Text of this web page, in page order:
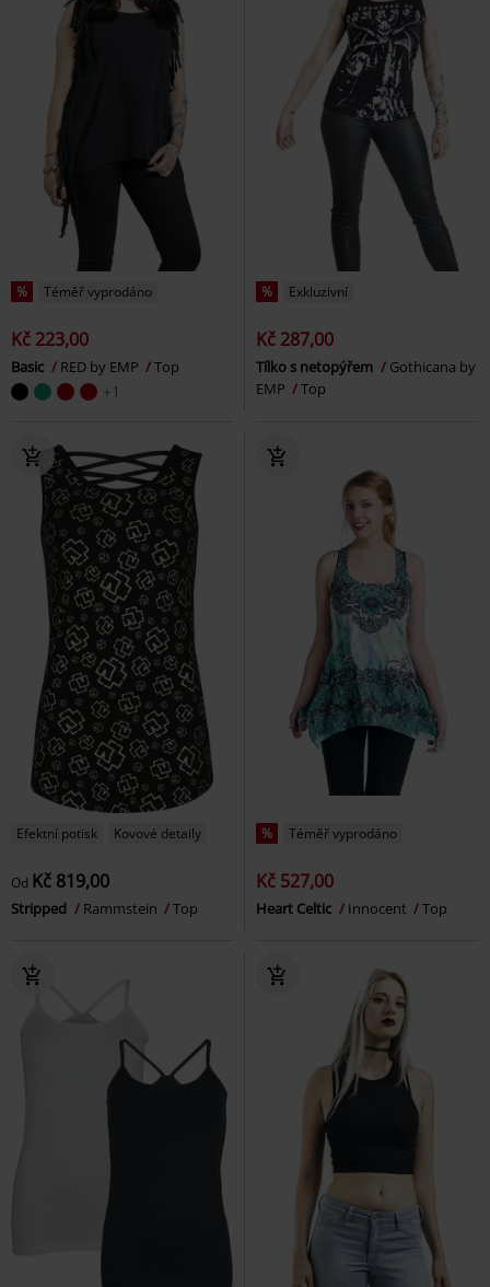
% Téměř vyprodáno
Kč 223,00
Basic RED by EMP Top
+1
% Exkluzivní
Kč 287,00
Tílko s netopýřem
Gothicana by
EMP
Top
Efektní potisk Kovové detaily
Od Kč 819,00
Stripped Rammstein Top
% Téměř vyprodáno
Kč 527,00
Heart Celtic Innocent Top